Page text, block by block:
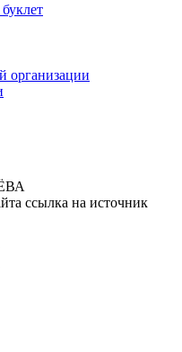
организации
ссылка на источник